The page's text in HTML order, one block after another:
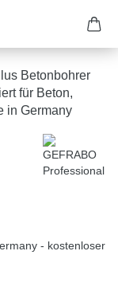
Betonbohrer
für Beton,
in Germany